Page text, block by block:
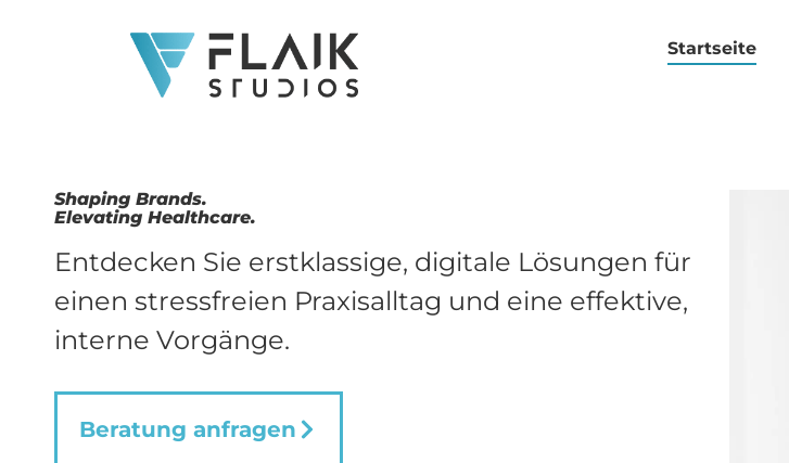
Startseite
Shaping Brands.
Elevating Healthcare.
Entdecken Sie erstklassige, digitale Lösungen für
einen stressfreien Praxisalltag und eine effektive,
interne Vorgänge.
Beratung anfragen